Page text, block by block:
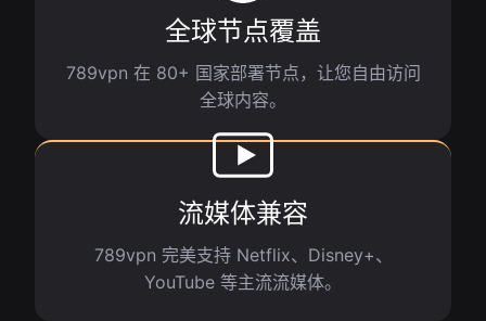
全球节点覆盖
789vpn 在 80+ 国家部署节点，让您自由访问
全球内容。
流媒体兼容
789vpn 完美支持 Netflix、Disney+、
YouTube 等主流流媒体。